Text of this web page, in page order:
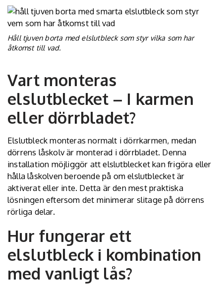
Håll tjuven borta med elslutbleck som styr vilka som har
åtkomst till vad.
Vart monteras
elslutblecket – I karmen
eller dörrbladet?
Elslutbleck monteras normalt i dörrkarmen, medan
dörrens låskolv är monterad i dörrbladet. Denna
installation möjliggör att elslutblecket kan frigöra eller
hålla låskolven beroende på om elslutblecket är
aktiverat eller inte. Detta är den mest praktiska
lösningen eftersom det minimerar slitage på dörrens
rörliga delar.
Hur fungerar ett
elslutbleck i kombination
med vanligt lås?